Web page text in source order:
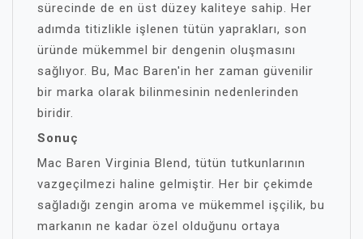
sürecinde de en üst düzey kaliteye sahip. Her
adımda titizlikle işlenen tütün yaprakları, son
üründe mükemmel bir dengenin oluşmasını
sağlıyor. Bu, Mac Baren'in her zaman güvenilir
bir marka olarak bilinmesinin nedenlerinden
biridir.
Sonuç
Mac Baren Virginia Blend, tütün tutkunlarının
vazgeçilmezi haline gelmiştir. Her bir çekimde
sağladığı zengin aroma ve mükemmel işçilik, bu
markanın ne kadar özel olduğunu ortaya